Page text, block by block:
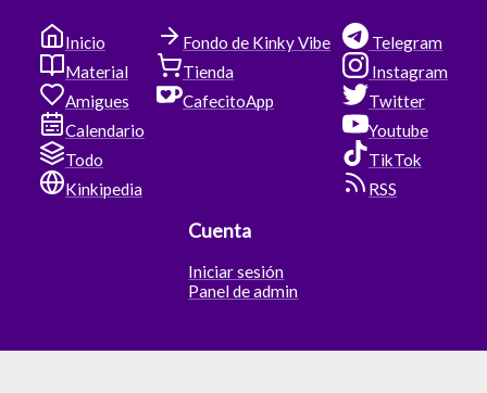
Inicio
Material
Amigues
Calendario
Todo
Kinkipedia
Fondo de Kinky Vibe
Tienda
CafecitoApp
Telegram
Instagram
Twitter
Youtube
TikTok
RSS
Cuenta
Iniciar sesión
Panel de admin